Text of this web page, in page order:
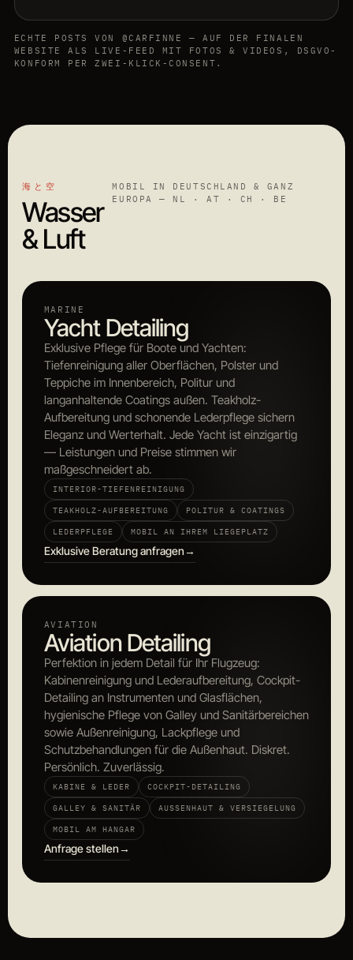
ECHTE POSTS VON @CARFINNE — AUF DER FINALEN
WEBSITE ALS LIVE-FEED MIT FOTOS & VIDEOS, DSGVO-
KONFORM PER ZWEI-KLICK-CONSENT.
海と空
Wasser
& Luft
MOBIL IN DEUTSCHLAND & GANZ
EUROPA — NL · AT · CH · BE
MARINE
Yacht Detailing
Exklusive Pflege für Boote und Yachten:
Tiefenreinigung aller Oberflächen, Polster und
Teppiche im Innenbereich, Politur und
langanhaltende Coatings außen. Teakholz-
Aufbereitung und schonende Lederpflege sichern
Eleganz und Werterhalt. Jede Yacht ist einzigartig
— Leistungen und Preise stimmen wir
maßgeschneidert ab.
INTERIOR-TIEFENREINIGUNG
TEAKHOLZ-AUFBEREITUNG POLITUR & COATINGS
LEDERPFLEGE MOBIL AN IHREM LIEGEPLATZ
Exklusive Beratung anfragen→
AVIATION
Aviation Detailing
Perfektion in jedem Detail für Ihr Flugzeug:
Kabinenreinigung und Lederaufbereitung, Cockpit-
Detailing an Instrumenten und Glasflächen,
hygienische Pflege von Galley und Sanitärbereichen
sowie Außenreinigung, Lackpflege und
Schutzbehandlungen für die Außenhaut. Diskret.
Persönlich. Zuverlässig.
KABINE & LEDER COCKPIT-DETAILING
GALLEY & SANITÄR AUSSENHAUT & VERSIEGELUNG
MOBIL AM HANGAR
Anfrage stellen→